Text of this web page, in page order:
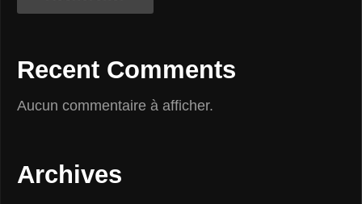
Recent Comments
Aucun commentaire à afficher.
Archives